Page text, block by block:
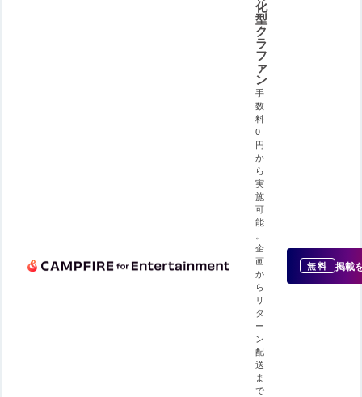
化
型
ク
ラ
フ
ァ
ン
手
数
料
0
円
か
ら
実
施
可
能
企
画
か
ら
リ
タ
ー
ン
配
送
ま
で
無料 掲載